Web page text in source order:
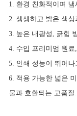
1. 환경 친화적이며
2. 생생하고 밝은 색
3. 높은 내광성, 긁힘
4. 수입 프리미엄 원
5. 인쇄 성능이 뛰어
6. 적용 가능한 넓은
물과 호환되는 고품질.